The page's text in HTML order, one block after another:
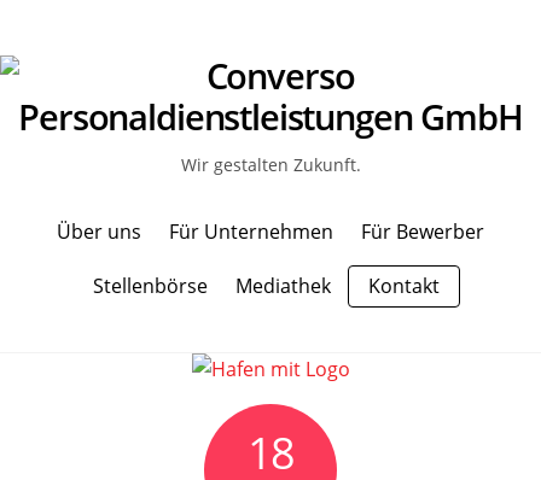
Wir gestalten Zukunft.
Über uns Für Unternehmen Für Bewerber
Stellenbörse Mediathek Kontakt
18